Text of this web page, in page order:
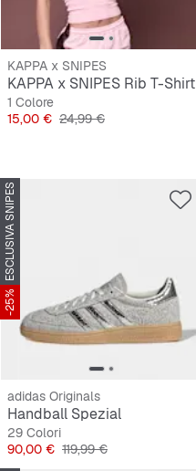
KAPPA x SNIPES
KAPPA x SNIPES Rib T-Shirt
1 Colore
Prezzo
15,00 € Prezzo originale
24,99 €
ESCLUSIVA SNIPES
-25%
adidas Originals
Handball Spezial
29 Colori
Prezzo
90,00 € Prezzo originale
119,99 €